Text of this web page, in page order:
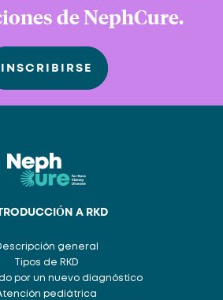
de NephCure.
INSCRIBIRSE
A RKD
general
Tipos de RKD
por un nuevo diagnóstico
pediátrica